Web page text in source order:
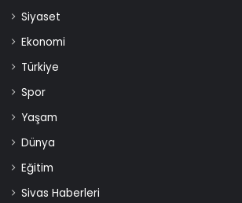
Siyaset
Ekonomi
Türkiye
Spor
Yaşam
Dünya
Eğitim
Sivas Haberleri